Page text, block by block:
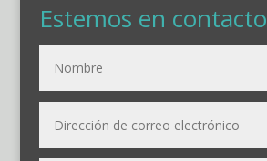
Estemos en contacto